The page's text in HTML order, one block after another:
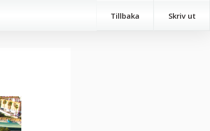
Tillbaka Skriv ut